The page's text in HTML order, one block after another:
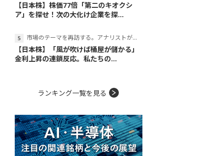
【日本株】株価77倍「第二のキオクシ
ア」を探せ！次の大化け企業を探...
市場のテーマを再訪する。アナリストが読み解くテーマの本質
【日本株】「風が吹けば桶屋が儲かる」
金利上昇の連鎖反応。私たちの...
ランキング一覧を見る